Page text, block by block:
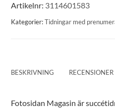
Artikelnr: 3114601583
Kategorier:Tidningar med
BESKRIVNING RECENSIONER
Fotosidan Magasin är